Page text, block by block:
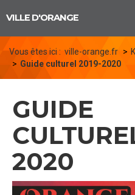
VILLE D'ORANGE
Vous êtes ici : ville-orange.fr
Guide culturel 2019-2020
GUIDE
2020